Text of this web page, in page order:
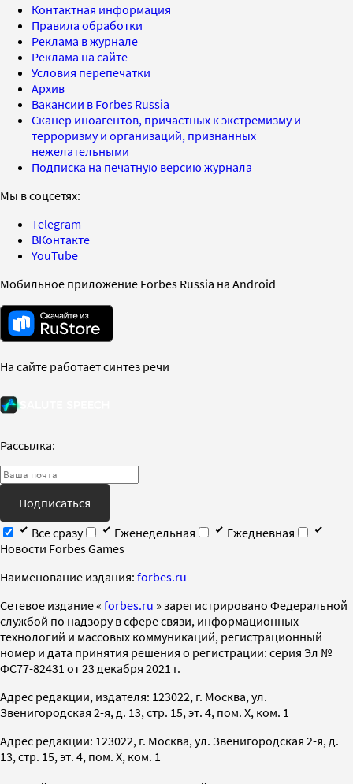
Контактная информация
Правила обработки
Реклама в журнале
Реклама на сайте
Условия перепечатки
Архив
Вакансии в Forbes Russia
Сканер иноагентов, причастных к экстремизму и
терроризму и организаций, признанных
нежелательными
Подписка на печатную версию журнала
Мы в соцсетях:
Telegram
ВКонтакте
YouTube
Мобильное приложение Forbes Russia на Android
На сайте работает синтез речи
Рассылка:
Подписаться
Все сразу
Еженедельная
Ежедневная
Новости Forbes Games
Наименование издания: forbes.ru
Cетевое издание « forbes.ru » зарегистрировано Федеральной
службой по надзору в сфере связи, информационных
технологий и массовых коммуникаций, регистрационный
номер и дата принятия решения о регистрации: серия Эл №
ФС77-82431 от 23 декабря 2021 г.
Адрес редакции, издателя: 123022, г. Москва, ул.
Звенигородская 2-я, д. 13, стр. 15, эт. 4, пом. X, ком. 1
Адрес редакции: 123022, г. Москва, ул. Звенигородская 2-я, д.
13, стр. 15, эт. 4, пом. X, ком. 1